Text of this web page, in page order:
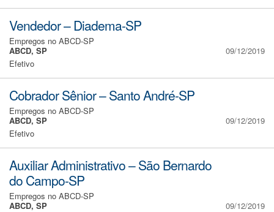
Vendedor – Diadema-SP
Empregos no ABCD-SP
ABCD, SP
Efetivo
09/12/2019
Cobrador Sênior – Santo André-SP
Empregos no ABCD-SP
ABCD, SP
Efetivo
09/12/2019
Auxiliar Administrativo – São Bernardo
do Campo-SP
Empregos no ABCD-SP
ABCD, SP
09/12/2019